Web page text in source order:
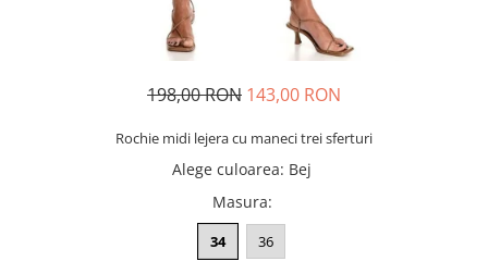
198,00 RON 143,00 RON
Rochie midi lejera cu maneci trei sferturi
Alege culoarea: Bej
Masura:
34 36